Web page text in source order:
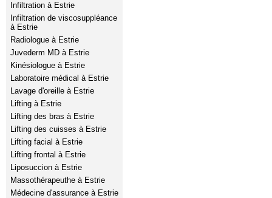
Infiltration à Estrie
Infiltration de viscosuppléance
à Estrie
Radiologue à Estrie
Juvederm MD à Estrie
Kinésiologue à Estrie
Laboratoire médical à Estrie
Lavage d'oreille à Estrie
Lifting à Estrie
Lifting des bras à Estrie
Lifting des cuisses à Estrie
Lifting facial à Estrie
Lifting frontal à Estrie
Liposuccion à Estrie
Massothérapeuthe à Estrie
Médecine d'assurance à Estrie